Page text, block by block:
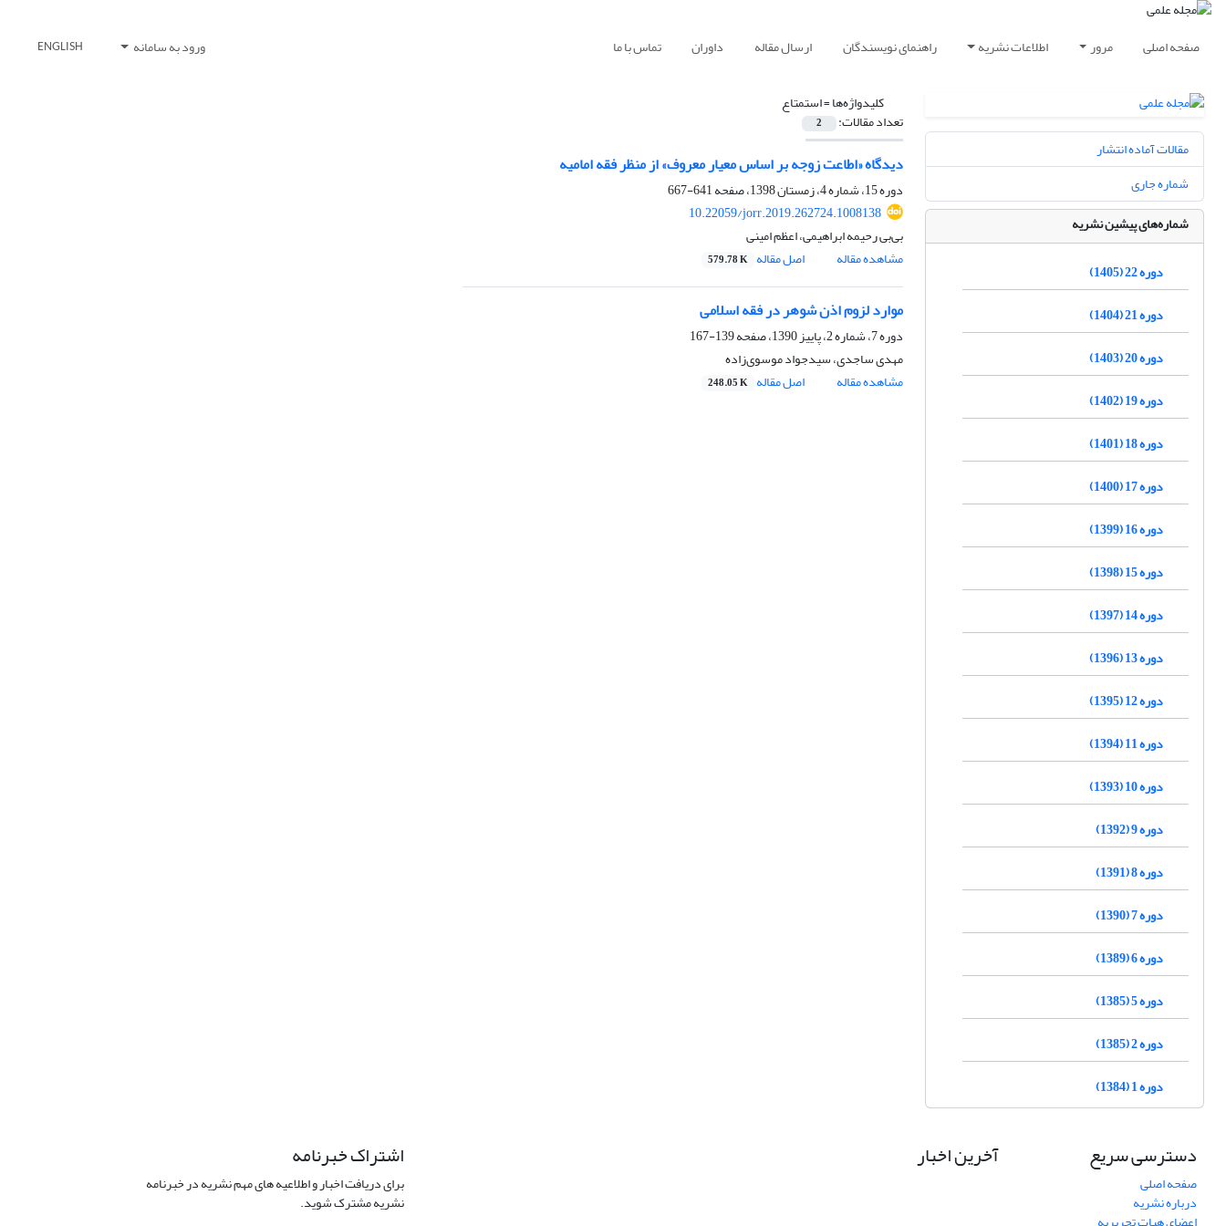
صفحه اصلی مرور اطلاعات نشریه راهنمای نویسندگان ارسال مقاله داوران تماس با ما ورود به سامانه ENGLISH
کلیدواژه‌ها =استمتاع
تعداد مقالات: 2
دیدگاه «اطاعت زوجه بر اساس معیار معروف» از منظر فقه امامیه
دوره 15، شماره 4، زمستان 1398، صفحه
641-667
10.22059/jorr.2019.262724.1008138
بی‌بی رحیمه ابراهیمی، اعظم امینی
مشاهده مقاله
اصل مقاله 579.78 K
موارد لزوم اذن شوهر در فقه اسلامی
دوره 7، شماره 2، پاییز 1390، صفحه
139-167
مهدی ساجدی، سیدجواد موسوی‌زاده
مشاهده مقاله
اصل مقاله 248.05 K
مقالات آماده انتشار
شماره جاری
شماره‌های پیشین نشریه
دوره 22 (1405)
دوره 21 (1404)
دوره 20 (1403)
دوره 19 (1402)
دوره 18 (1401)
دوره 17 (1400)
دوره 16 (1399)
دوره 15 (1398)
دوره 14 (1397)
دوره 13 (1396)
دوره 12 (1395)
دوره 11 (1394)
دوره 10 (1393)
دوره 9 (1392)
دوره 8 (1391)
دوره 7 (1390)
دوره 6 (1389)
دوره 5 (1385)
دوره 2 (1385)
دوره 1 (1384)
دسترسی سریع
صفحه اصلی
درباره نشریه
آخرین اخبار اشتراک خبرنامه
برای دریافت اخبار و اطلاعیه های مهم نشریه در خبرنامه
نشریه مشترک شوید.